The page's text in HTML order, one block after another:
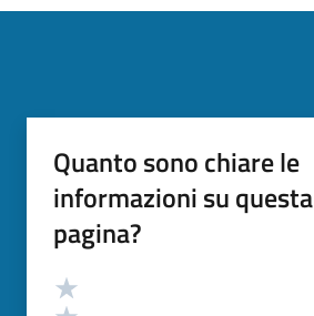
Quanto sono chiare le
informazioni su questa
pagina?
Valutazione